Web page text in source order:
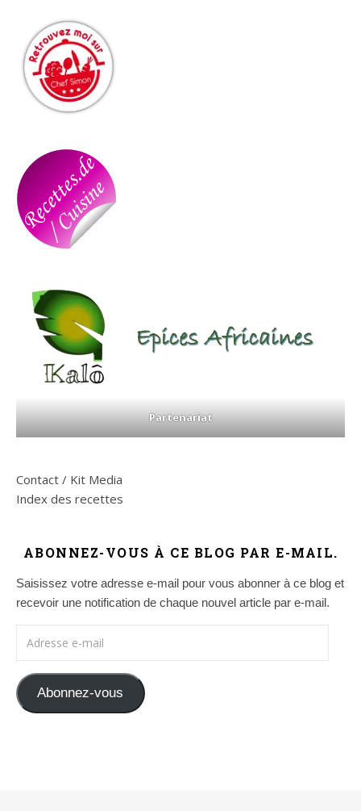
Partenariat
Contact / Kit Media
Index des recettes
ABONNEZ-VOUS À CE BLOG PAR E-MAIL.
Saisissez votre adresse e-mail pour vous abonner à ce blog et
recevoir une notification de chaque nouvel article par e-mail.
Abonnez-vous